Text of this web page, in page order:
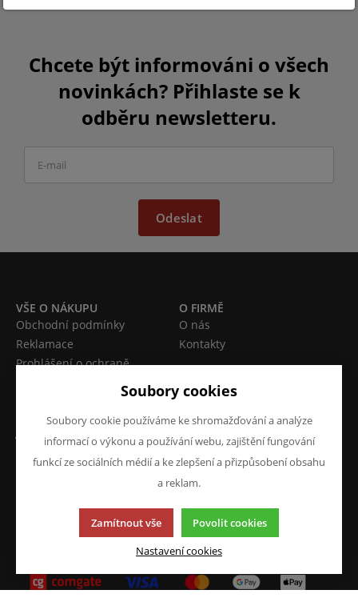
Chcete být informováni o všech
novinkách? Přihlaste se k
odběru newsletteru.
Odeslat
VŠE O NÁKUPU
Obchodní podmínky
Reklamace
Prohlášení o ochraně
O FIRMĚ
O nás
Kontakty
JAZYK A MĚNA
CS
Chcete nám něco sdělit o
našich produktech nebo e-
Chci napsat zprávu
Soubory cookies
Soubory cookie používáme ke shromažďování a analýze
informací o výkonu a používání webu, zajištění fungování
funkcí ze sociálních médií a ke zlepšení a přizpůsobení obsahu
a reklam.
Zamítnout vše Povolit cookies
Nastavení cookies